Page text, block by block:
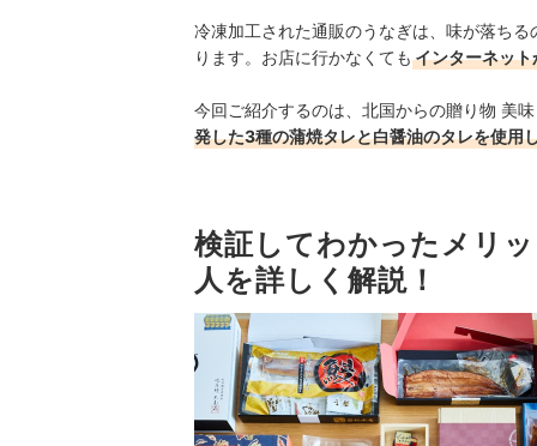
冷凍加工された通販のうなぎは、味が落ち
ります。お店に行かなくても インターネッ
今回ご紹介するのは、北国からの贈り物 美
発した3種の蒲焼タレと白醤油のタレを使用
検証してわかったメリ
人を詳しく解説！